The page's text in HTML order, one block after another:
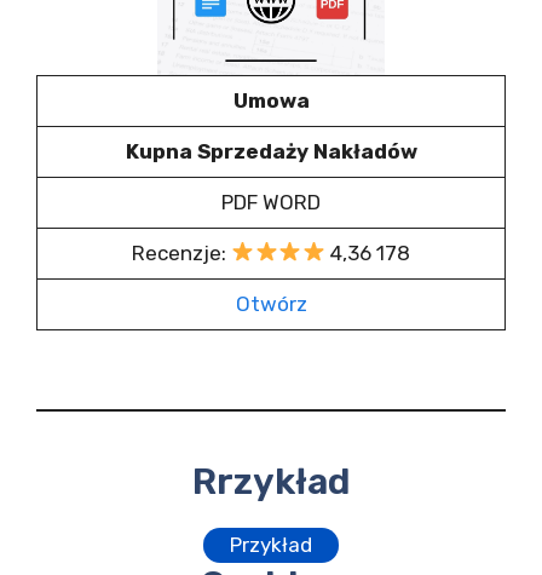
Umowa
Kupna Sprzedaży Nakładów
PDF WORD
Recenzje: 4,36 178
Otwórz
Rrzykład
Przykład